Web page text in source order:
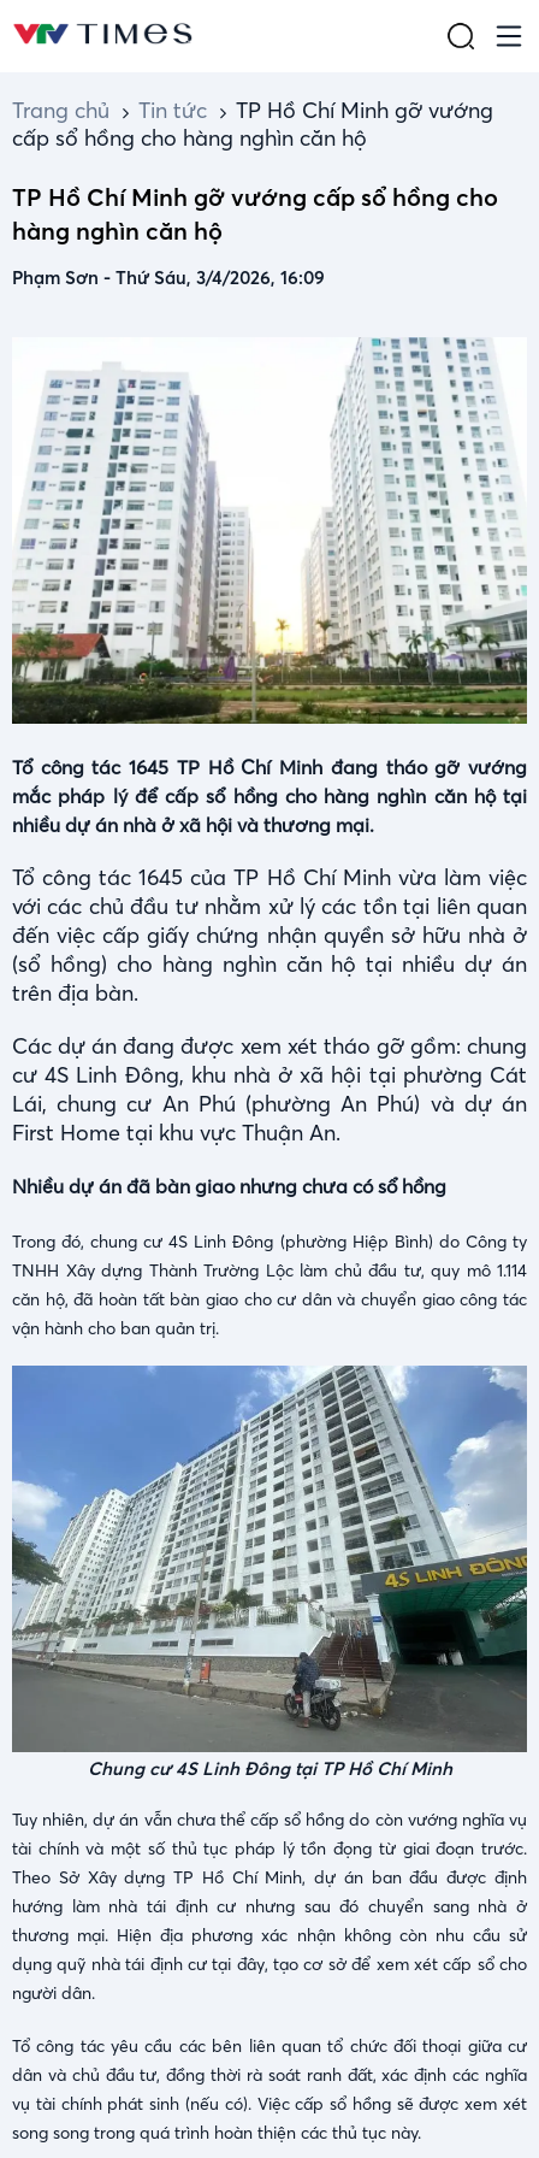
Trang chủ Tin tức
TP Hồ Chí Minh gỡ vướng
cấp sổ hồng cho hàng nghìn căn hộ
TP Hồ Chí Minh gỡ vướng cấp sổ hồng cho
hàng nghìn căn hộ
Phạm Sơn - Thứ Sáu, 3/4/2026, 16:09
Tổ công tác 1645 TP Hồ Chí Minh đang tháo gỡ vướng
mắc pháp lý để cấp sổ hồng cho hàng nghìn căn hộ tại
nhiều dự án nhà ở xã hội và thương mại.
Tổ công tác 1645 của TP Hồ Chí Minh vừa làm việc
với các chủ đầu tư nhằm xử lý các tồn tại liên quan
đến việc cấp giấy chứng nhận quyền sở hữu nhà ở
(sổ hồng) cho hàng nghìn căn hộ tại nhiều dự án
trên địa bàn.
Các dự án đang được xem xét tháo gỡ gồm: chung
cư 4S Linh Đông, khu nhà ở xã hội tại phường Cát
Lái, chung cư An Phú (phường An Phú) và dự án
First Home tại khu vực Thuận An.
Nhiều dự án đã bàn giao nhưng chưa có sổ hồng
Trong đó, chung cư 4S Linh Đông (phường Hiệp Bình) do Công ty
TNHH Xây dựng Thành Trường Lộc làm chủ đầu tư, quy mô 1.114
căn hộ, đã hoàn tất bàn giao cho cư dân và chuyển giao công tác
vận hành cho ban quản trị.
Chung cư 4S Linh Đông tại TP Hồ Chí Minh
Tuy nhiên, dự án vẫn chưa thể cấp sổ hồng do còn vướng nghĩa vụ
tài chính và một số thủ tục pháp lý tồn đọng từ giai đoạn trước.
Theo Sở Xây dựng TP Hồ Chí Minh, dự án ban đầu được định
hướng làm nhà tái định cư nhưng sau đó chuyển sang nhà ở
thương mại. Hiện địa phương xác nhận không còn nhu cầu sử
dụng quỹ nhà tái định cư tại đây, tạo cơ sở để xem xét cấp sổ cho
người dân.
Tổ công tác yêu cầu các bên liên quan tổ chức đối thoại giữa cư
dân và chủ đầu tư, đồng thời rà soát ranh đất, xác định các nghĩa
vụ tài chính phát sinh (nếu có). Việc cấp sổ hồng sẽ được xem xét
song song trong quá trình hoàn thiện các thủ tục này.